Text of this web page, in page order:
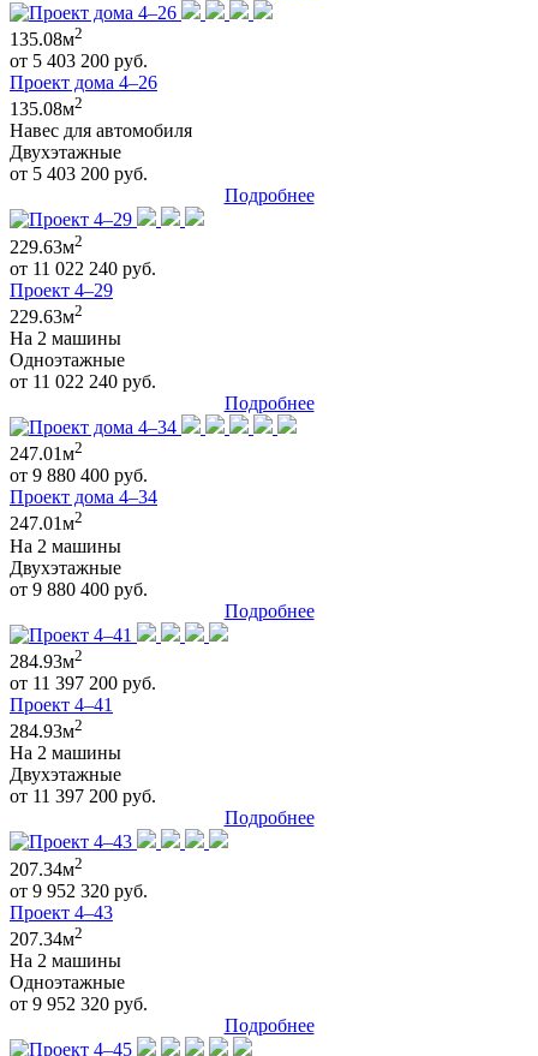
135.08м2
от 5 403 200 руб.
Проект дома 4–26
135.08м2
Навес для автомобиля
Двухэтажные
от 5 403 200 руб.
Подробнее
229.63м2
от 11 022 240 руб.
Проект 4–29
229.63м2
На 2 машины
Одноэтажные
от 11 022 240 руб.
Подробнее
247.01м2
от 9 880 400 руб.
Проект дома 4–34
247.01м2
На 2 машины
Двухэтажные
от 9 880 400 руб.
Подробнее
284.93м2
от 11 397 200 руб.
Проект 4–41
284.93м2
На 2 машины
Двухэтажные
от 11 397 200 руб.
Подробнее
207.34м2
от 9 952 320 руб.
Проект 4–43
207.34м2
На 2 машины
Одноэтажные
от 9 952 320 руб.
Подробнее